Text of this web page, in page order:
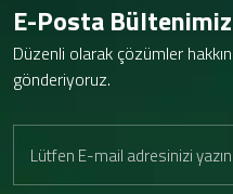
E-Posta
Düzenli olarak çözümler
gönderiyoruz.